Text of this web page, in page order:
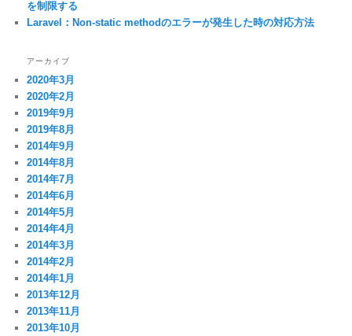
を制限する
Laravel：Non-static methodのエラーが発生した時の対応方法
アーカイブ
2020年3月
2020年2月
2019年9月
2019年8月
2014年9月
2014年8月
2014年7月
2014年6月
2014年5月
2014年4月
2014年3月
2014年2月
2014年1月
2013年12月
2013年11月
2013年10月